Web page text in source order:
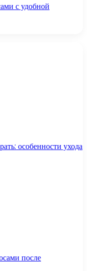
с удобной
особенности ухода
после